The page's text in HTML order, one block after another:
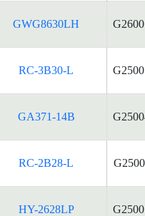
GWG8630LH
RC-3B30-L
GA371-14B
RC-2B28-L
HY-2628LP